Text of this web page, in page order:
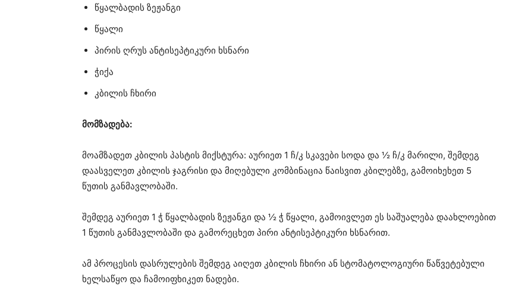
წყალბადის ზეჟანგი
წყალი
პირის ღრუს ანტისეპტიკური ხსნარი
ჭიქა
კბილის ჩხირი
მომზადება:
მოამზადეთ კბილის პასტის მიქსტურა: აურიეთ 1 ჩ/კ სკავები სოდა და ½ ჩ/კ მარილი, შემდეგ
დაასველეთ კბილის ჯაგრისი და მიღებული კომბინაცია წაისვით კბილებზე, გამოიხეხეთ 5
წუთის განმავლობაში.
შემდეგ აურიეთ 1 ჭ წყალბადის ზეჟანგი და ½ ჭ წყალი, გამოივლეთ ეს საშუალება დაახლოებით
1 წუთის განმავლობაში და გამორეცხეთ პირი ანტისეპტიკური ხსნარით.
ამ პროცესის დასრულების შემდეგ აიღეთ კბილის ჩხირი ან სტომატოლოგიური წაწვეტებული
ხელსაწყო და ჩამოიფხიკეთ ნადები.